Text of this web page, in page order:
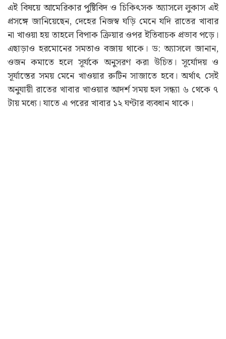
এই বিষয়ে আমেরিকার পুষ্টিবিদ ও চিকিৎসক অ্যাসলে লুকাস এই
প্রসঙ্গে জানিয়েছেন, দেহের নিজস্ব ঘড়ি মেনে যদি রাতের খাবার
না খাওয়া হয় তাহলে বিপাক ক্রিয়ার ওপর ইতিবাচক প্রভাব পড়ে।
এছাড়াও হরমোনের সমতাও বজায় থাকে। ড: অ্যাসলে জানান,
ওজন কমাতে হলে সূর্যকে অনুসরণ করা উচিত। সূর্যোদয় ও
সূর্যাস্তের সময় মেনে খাওয়ার রুটিন সাজাতে হবে। অর্থাৎ সেই
অনুযায়ী রাতের খাবার খাওয়ার আদর্শ সময় হল সন্ধ্যা ৬ থেকে ৭
টায় মধ্যে। যাতে এ পরের খাবার ১২ ঘণ্টার ব্যবধান থাকে।